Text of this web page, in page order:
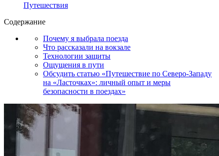
Путешествия
Содержание
Почему я выбрала поезда
Что рассказали на вокзале
Технологии защиты
Ощущения в пути
Обсудить статью «Путешествие по Северо-Западу
на «Ласточках»: личный опыт и меры
безопасности в поездах»